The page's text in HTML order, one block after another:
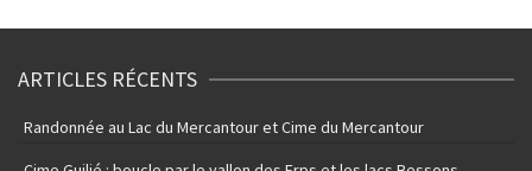
ARTICLES RÉCENTS
Randonnée au Lac du Mercantour et Cime du Mercantour